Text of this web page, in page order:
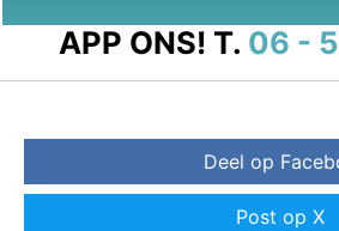
APP ONS! T. 06 -
Deel op
Post op X